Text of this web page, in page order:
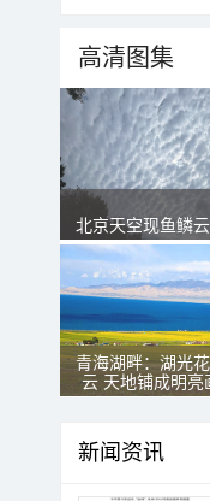
高清图集
北京天空现鱼鳞
青海湖畔：湖光
云 天地铺成明亮
新闻资讯